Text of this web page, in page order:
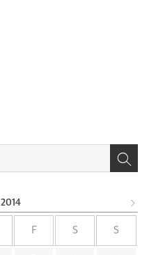
2014
F S S